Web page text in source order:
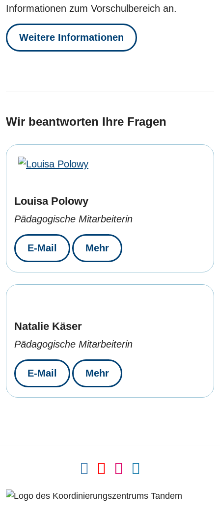
Informationen zum Vorschulbereich an.
Weitere Informationen
Wir beantworten Ihre Fragen
Louisa Polowy
Pädagogische Mitarbeiterin
E-Mail Mehr
Natalie Käser
Pädagogische Mitarbeiterin
E-Mail Mehr